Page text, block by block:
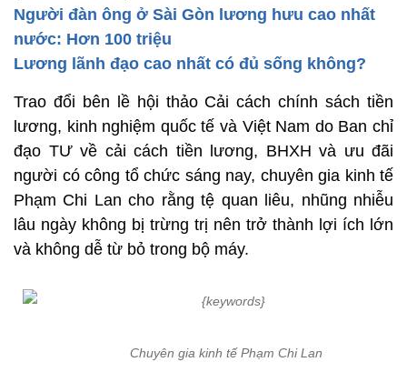
Người đàn ông ở Sài Gòn lương hưu cao nhất
nước: Hơn 100 triệu
Lương lãnh đạo cao nhất có đủ sống không?
Trao đổi bên lề hội thảo Cải cách chính sách tiền
lương, kinh nghiệm quốc tế và Việt Nam do Ban chỉ
đạo TƯ về cải cách tiền lương, BHXH và ưu đãi
người có công tổ chức sáng nay, chuyên gia kinh tế
Phạm Chi Lan cho rằng tệ quan liêu, nhũng nhiễu
lâu ngày không bị trừng trị nên trở thành lợi ích lớn
và không dễ từ bỏ trong bộ máy.
Chuyên gia kinh tế Phạm Chi Lan